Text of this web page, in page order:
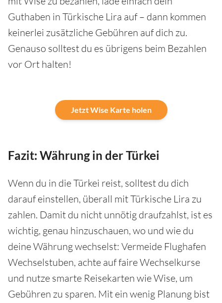
Guthaben in Türkische Lira auf – dann kommen
keinerlei zusätzliche Gebühren auf dich zu.
Genauso solltest du es übrigens beim Bezahlen
vor Ort halten!
Jetzt Wise Karte holen
Fazit: Währung in der Türkei
Wenn du in die Türkei reist, solltest du dich
darauf einstellen, überall mit Türkische Lira zu
zahlen. Damit du nicht unnötig draufzahlst, ist es
wichtig, genau hinzuschauen, wo und wie du
deine Währung wechselst: Vermeide Flughafen
Wechselstuben, achte auf faire Wechselkurse
und nutze smarte Reisekarten wie Wise, um
Gebühren zu sparen. Mit ein wenig Planung bist